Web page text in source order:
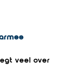
veel over